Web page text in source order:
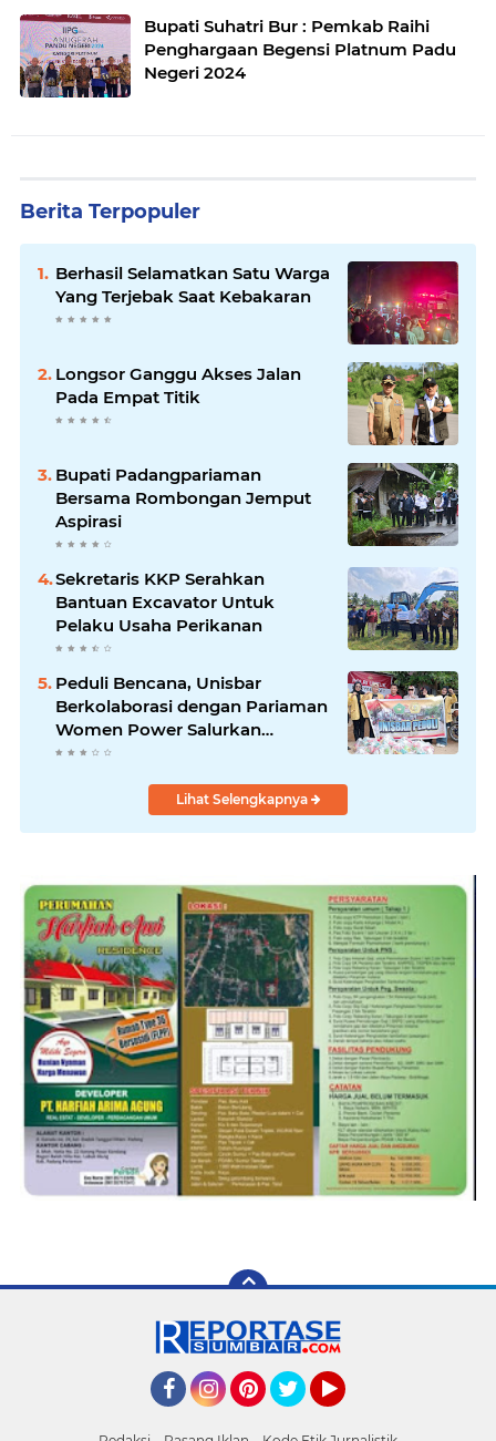
Bupati Suhatri Bur : Pemkab Raihi
Penghargaan Begensi Platnum Padu
Negeri 2024
Berita Terpopuler
Berhasil Selamatkan Satu Warga
Yang Terjebak Saat Kebakaran
Longsor Ganggu Akses Jalan
Pada Empat Titik
Bupati Padangpariaman
Bersama Rombongan Jemput
Aspirasi
Sekretaris KKP Serahkan
Bantuan Excavator Untuk
Pelaku Usaha Perikanan
Peduli Bencana, Unisbar
Berkolaborasi dengan Pariaman
Women Power Salurkan
Bantuan untuk Korban Banjir di
Lihat Selengkapnya